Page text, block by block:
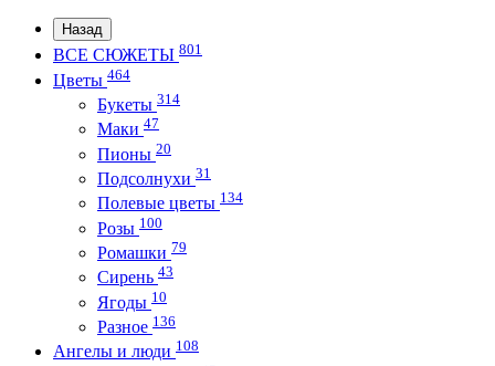
Назад
ВСЕ СЮЖЕТЫ 801
Цветы 464
Букеты 314
Маки 47
Пионы 20
Подсолнухи 31
Полевые цветы 134
Розы 100
Ромашки 79
Сирень 43
Ягоды 10
Разное 136
Ангелы и люди 108